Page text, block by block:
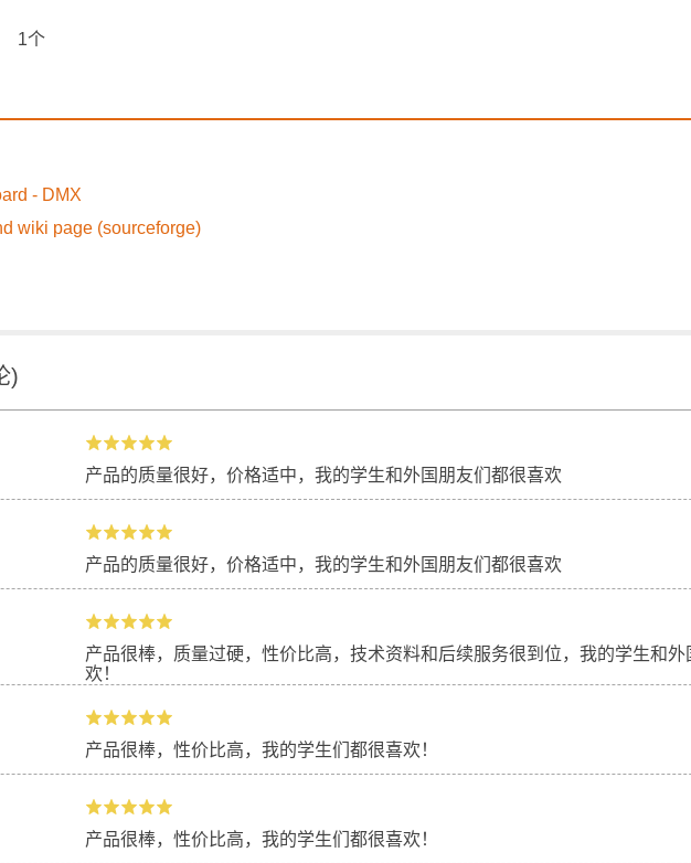
1个
- DMX
wiki page (sourceforge)
)
产品的质量很好，价格适中，我的学生和外国朋友们都很喜欢
产品的质量很好，价格适中，我的学生和外国朋友们都很喜欢
产品很棒，质量过硬，性价比高，技术资料和后续服务很到位，我的学生和
欢！
产品很棒，性价比高，我的学生们都很喜欢！
产品很棒，性价比高，我的学生们都很喜欢！